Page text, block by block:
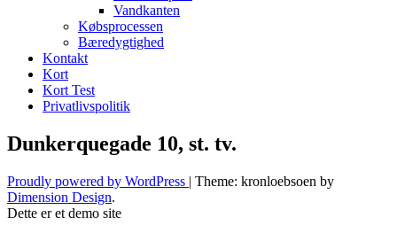
Vandkanten
Købsprocessen
Bæredygtighed
Kontakt
Kort
Kort Test
Privatlivspolitik
Dunkerquegade 10, st. tv.
Proudly powered by WordPress | Theme: kronloebsoen by
Dimension Design.
Dette er et demo site